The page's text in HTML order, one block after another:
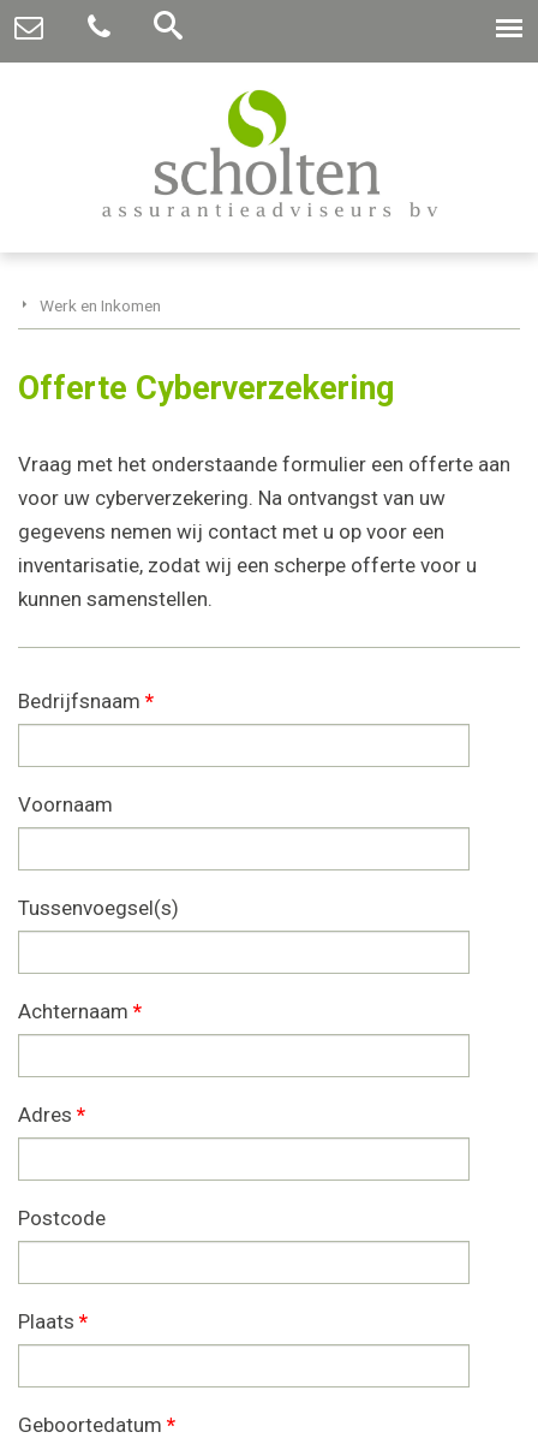
Werk en Inkomen
Offerte Cyberverzekering
Vraag met het onderstaande formulier een offerte aan
voor uw cyberverzekering. Na ontvangst van uw
gegevens nemen wij contact met u op voor een
inventarisatie, zodat wij een scherpe offerte voor u
kunnen samenstellen.
Bedrijfsnaam *
Voornaam
Tussenvoegsel(s)
Achternaam *
Adres *
Postcode
Plaats *
Geboortedatum *